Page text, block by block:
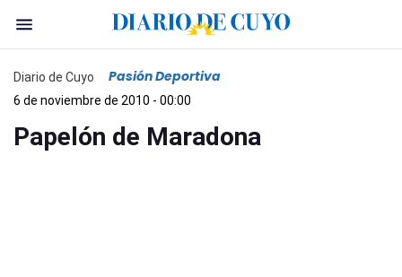
Diario de Cuyo Pasión Deportiva
6 de noviembre de 2010 - 00:00
Papelón de Maradona